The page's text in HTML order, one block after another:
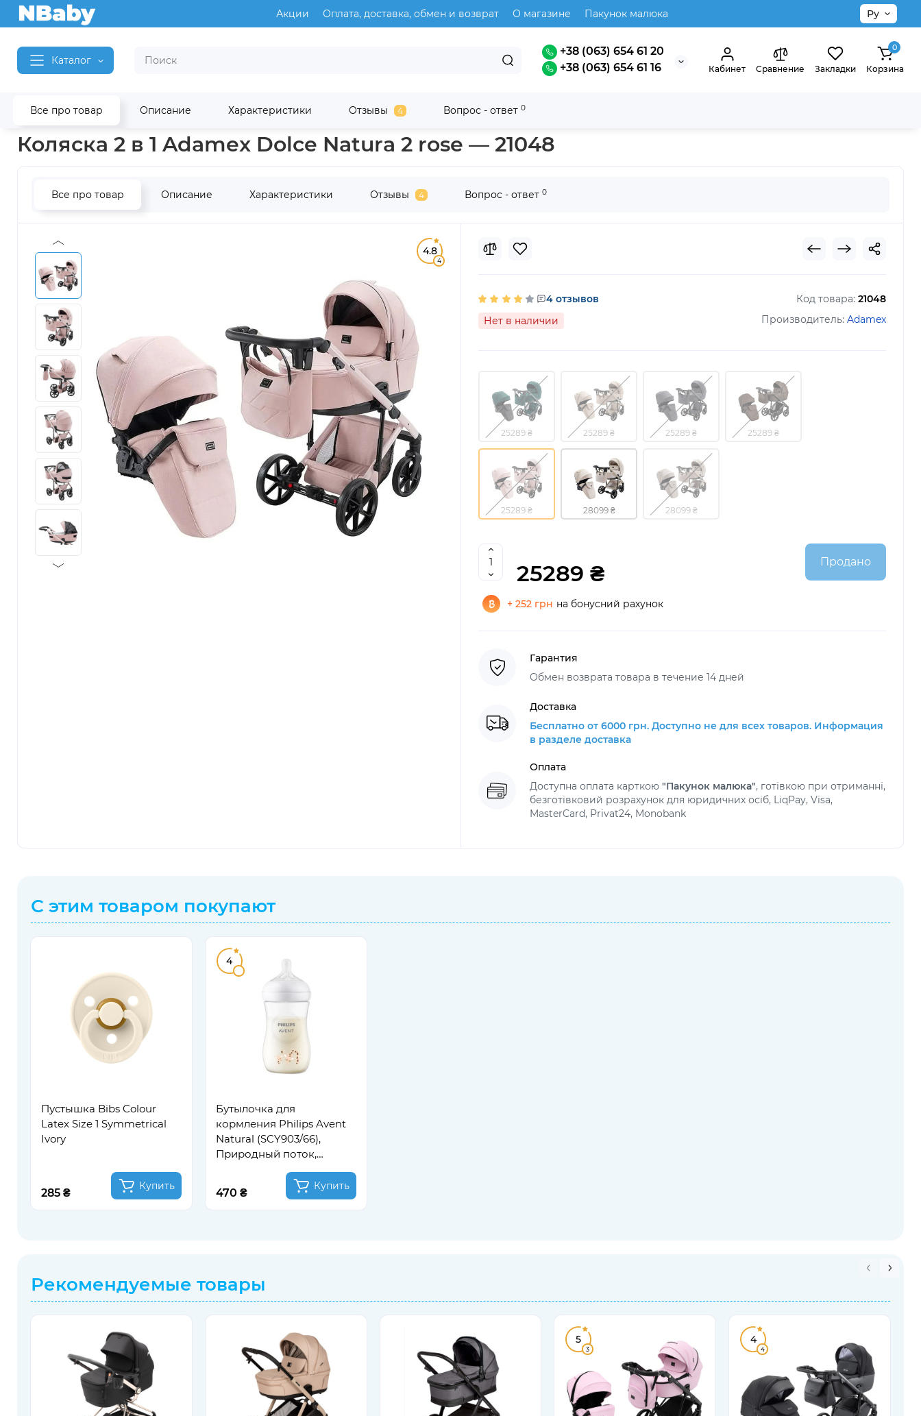
Акции Оплата, доставка, обмен и возврат О магазине Пакунок малюка Ру
Каталог
+38 (063) 654 61 20
+38 (063) 654 61 16
Кабинет Сравнение Закладки
0
Корзина
Все про товар Описание Характеристики Отзывы 4 Вопрос - ответ 0
Главная Детские коляски Коляски 2 в 1 Коляски 2 в 1 Adamex
Коляска 2 в 1 Adamex Dolce Natura 2 rose — 21048
Все про товар Описание Характеристики Отзывы 4 Вопрос - ответ 0
4.8
4
4 отзывов Код товара: 21048
Производитель: Adamex
Нет в наличии
25289 ₴ 25289 ₴ 25289 ₴ 25289 ₴
25289 ₴ 28099 ₴ 28099 ₴
25289 ₴ Продано
+ 252 грн на бонусний рахунок
Гарантия
Обмен возврата товара в течение 14 дней
Доставка
Бесплатно от 6000 грн. Доступно не для всех товаров. Информация
в разделе доставка
Оплата
Доступна оплата карткою "Пакунок малюка", готівкою при отриманні,
безготівковий розрахунок для юридичних осіб, LiqPay, Visa,
MasterCard, Privat24, Monobank
С этим товаром покупают
Пустышка Bibs Colour
Latex Size 1 Symmetrical
Ivory
285 ₴
Купить
4
Бутылочка для
кормления Philips Avent
Natural (SCY903/66),
Природный поток,
Жираф, 260 мл
470 ₴
Купить
Рекомендуемые товары
5
3
4
4